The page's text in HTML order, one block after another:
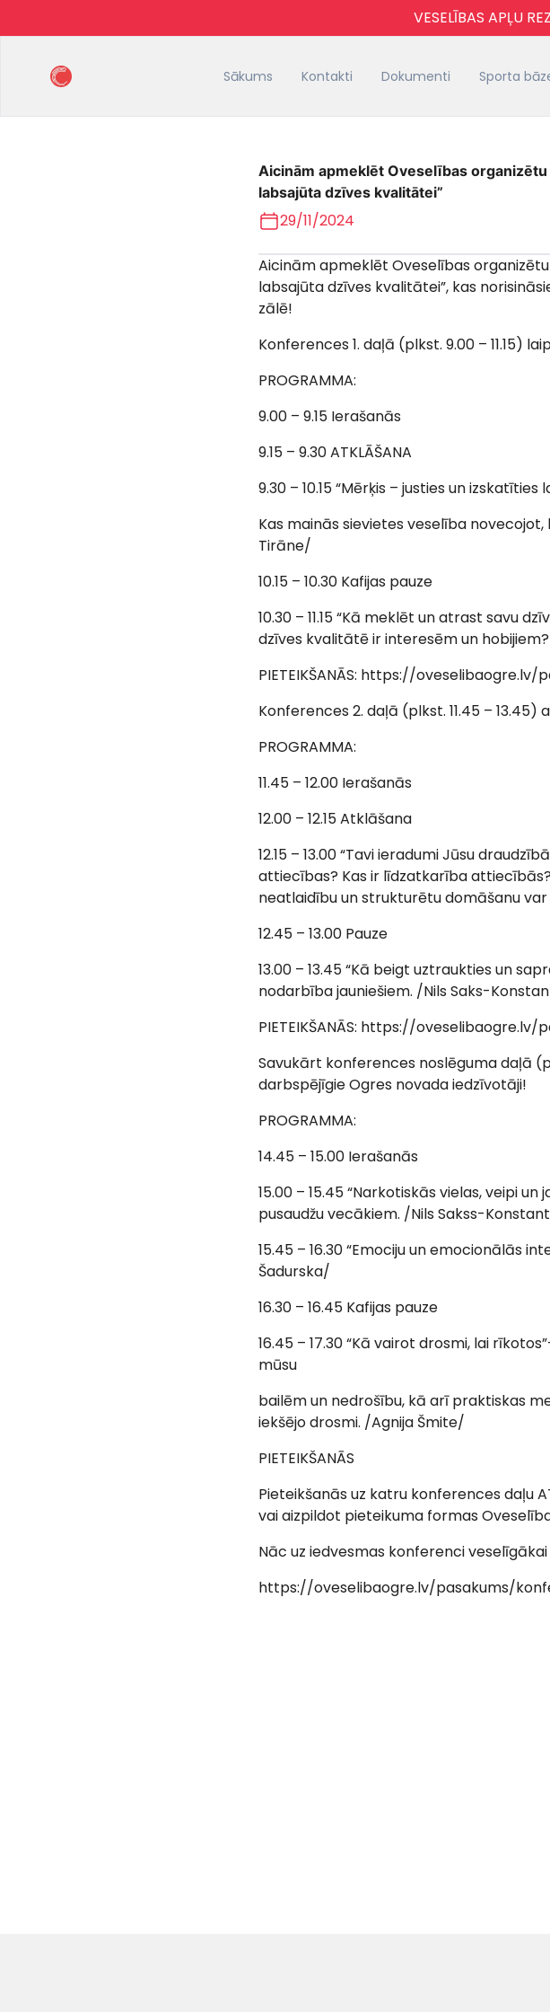
VESELĪBAS APĻU
Sākums Kontakti Dokumenti Sporta
Aicinām apmeklēt Oveselības
labsajūta dzīves kvalitātei”
29/11/2024
Aicinām apmeklēt Oveselības
labsajūta dzīves kvalitātei”, kas
zālē!
Konferences 1. daļā (plkst. 9.00 – 11.15)
PROGRAMMA:
9.00 – 9.15 Ierašanās
9.15 – 9.30 ATKLĀŠANA
9.30 – 10.15 “Mērķis – justies un
Kas mainās sievietes veselība
Tirāne/
10.15 – 10.30 Kafijas pauze
10.30 – 11.15 “Kā meklēt un atrast savu
dzīves kvalitātē ir interesēm un
PIETEIKŠANĀS: https://
Konferences 2. daļā (plkst. 11.45 –
PROGRAMMA:
11.45 – 12.00 Ierašanās
12.00 – 12.15 Atklāšana
12.15 – 13.00 “Tavi ieradumi Jūsu
attiecības? Kas ir līdzatkarība
neatlaidību un strukturētu domāšanu
12.45 – 13.00 Pauze
13.00 – 13.45 “Kā beigt uztraukties un
nodarbība jauniešiem. /Nils Saks-
PIETEIKŠANĀS: https://
Savukārt konferences noslēguma daļā
darbspējīgie Ogres novada iedzīvotāji!
PROGRAMMA:
14.45 – 15.00 Ierašanās
15.00 – 15.45 “Narkotiskās vielas, veipi
pusaudžu vecākiem. /Nils Sakss-
15.45 – 16.30 “Emociju un emocionālās
Šadurska/
16.30 – 16.45 Kafijas pauze
16.45 – 17.30 “Kā vairot drosmi, lai
mūsu
bailēm un nedrošību, kā arī praktiskas
iekšējo drosmi. /Agnija Šmite/
PIETEIKŠANĀS
Pieteikšanās uz katru konferences daļu
vai aizpildot pieteikuma formas
Nāc uz iedvesmas konferenci veselīgākai
https://oveselibaogre.lv/pasakums/